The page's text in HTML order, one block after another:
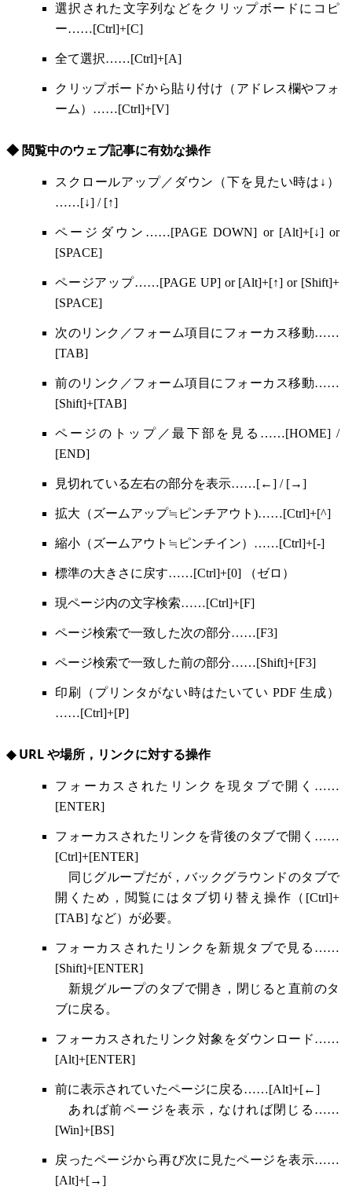
選択された文字列などをクリップボードにコピ
ー……[Ctrl]+[C]
全て選択……[Ctrl]+[A]
クリップボードから貼り付け（アドレス欄やフォ
ーム）……[Ctrl]+[V]
◆ 閲覧中のウェブ記事に有効な操作
スクロールアップ／ダウン（下を見たい時は↓）
……[↓] / [↑]
ページダウン……[PAGE DOWN] or [Alt]+[↓] or
[SPACE]
ページアップ……[PAGE UP] or [Alt]+[↑] or [Shift]+
[SPACE]
次のリンク／フォーム項目にフォーカス移動……
[TAB]
前のリンク／フォーム項目にフォーカス移動……
[Shift]+[TAB]
ページのトップ／最下部を見る……[HOME] /
[END]
見切れている左右の部分を表示……[←] / [→]
拡大（ズームアップ≒ピンチアウト)……[Ctrl]+[^]
縮小（ズームアウト≒ピンチイン）……[Ctrl]+[-]
標準の大きさに戻す……[Ctrl]+[0] （ゼロ）
現ページ内の文字検索……[Ctrl]+[F]
ページ検索で一致した次の部分……[F3]
ページ検索で一致した前の部分……[Shift]+[F3]
印刷（プリンタがない時はたいてい PDF 生成）
……[Ctrl]+[P]
◆ URL や場所，リンクに対する操作
フォーカスされたリンクを現タブで開く……
[ENTER]
フォーカスされたリンクを背後のタブで開く……
[Ctrl]+[ENTER]
同じグループだが，バックグラウンドのタブで
開くため，閲覧にはタブ切り替え操作（[Ctrl]+
[TAB] など）が必要。
フォーカスされたリンクを新規タブで見る……
[Shift]+[ENTER]
新規グループのタブで開き，閉じると直前のタ
ブに戻る。
フォーカスされたリンク対象をダウンロード……
[Alt]+[ENTER]
前に表示されていたページに戻る……[Alt]+[←]
あれば前ページを表示，なければ閉じる……
[Win]+[BS]
戻ったページから再び次に見たページを表示……
[Alt]+[→]